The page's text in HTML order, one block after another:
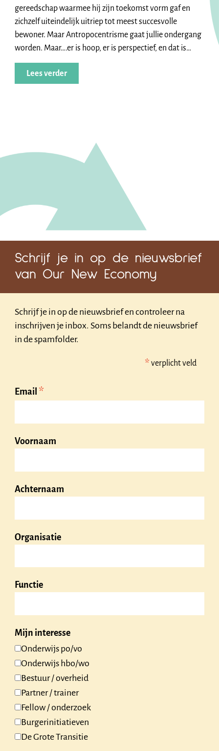
gereedschap waarmee hij zijn toekomst vorm gaf en
zichzelf uiteindelijk uitriep tot meest succesvolle
bewoner. Maar Antropocentrisme gaat jullie ondergang
worden. Maar….er is hoop, er is perspectief, en dat is…
Lees verder
Schrijf je in op de nieuwsbrief
van Our New Economy
Schrijf je in op de nieuwsbrief en controleer na
inschrijven je inbox. Soms belandt de nieuwsbrief
in de spamfolder.
* verplicht veld
Email *
Voornaam
Achternaam
Organisatie
Functie
Mijn interesse
Onderwijs po/vo
Onderwijs hbo/wo
Bestuur / overheid
Partner / trainer
Fellow / onderzoek
Burgerinitiatieven
De Grote Transitie